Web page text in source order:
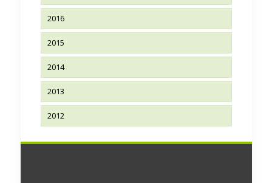
2016
2015
2014
2013
2012